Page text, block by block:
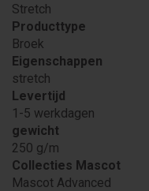
Stretch
Producttype
Broek
Eigenschappen
stretch
Levertijd
1-5 werkdagen
gewicht
250 g/m
Collecties Mascot
Mascot Advanced